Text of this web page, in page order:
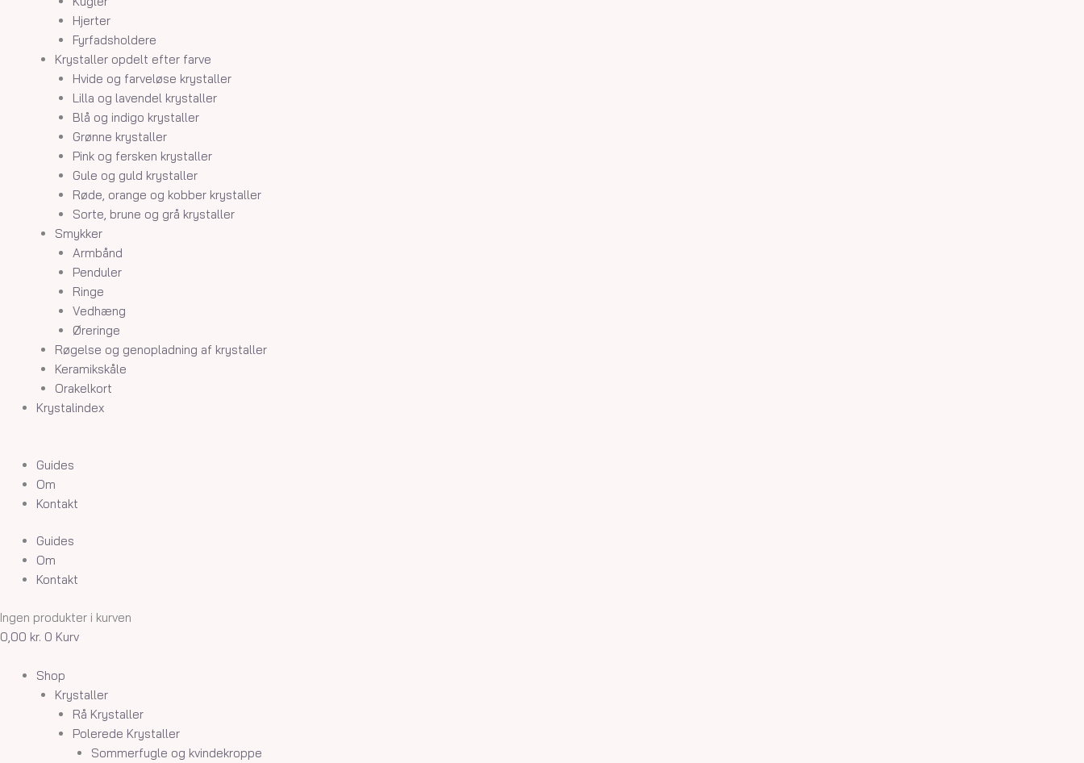
Hjerter
Fyrfadsholdere
Krystaller opdelt efter farve
Hvide og farveløse krystaller
Lilla og lavendel krystaller
Blå og indigo krystaller
Grønne krystaller
Pink og fersken krystaller
Gule og guld krystaller
Røde, orange og kobber krystaller
Sorte, brune og grå krystaller
Smykker
Armbånd
Penduler
Ringe
Vedhæng
Øreringe
Røgelse og genopladning af krystaller
Keramikskåle
Orakelkort
Krystalindex
Guides
Om
Kontakt
Guides
Om
Kontakt
Ingen produkter i kurven
0,00 kr. 0 Kurv
Shop
Krystaller
Rå Krystaller
Polerede Krystaller
Sommerfugle og kvindekroppe